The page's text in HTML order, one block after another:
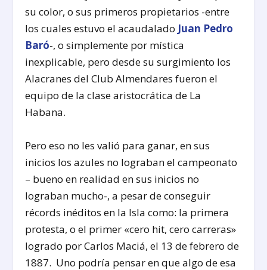
su color, o sus primeros propietarios -entre
los cuales estuvo el acaudalado Juan Pedro
Baró-, o simplemente por mística
inexplicable, pero desde su surgimiento los
Alacranes del Club Almendares fueron el
equipo de la clase aristocrática de La
Habana.
Pero eso no les valió para ganar, en sus
inicios los azules no lograban el campeonato
– bueno en realidad en sus inicios no
lograban mucho-, a pesar de conseguir
récords inéditos en la Isla como: la primera
protesta, o el primer «cero hit, cero carreras»
logrado por Carlos Maciá, el 13 de febrero de
1887. Uno podría pensar en que algo de esa